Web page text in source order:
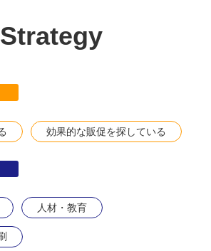
Strategy
効果的な販促を探している
人材・教育